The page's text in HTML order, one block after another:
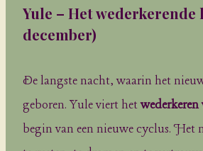
Yule – Het
december)
De langste nacht, waarin het
geboren. Yule viert het
begin van een nieuwe cyclus.